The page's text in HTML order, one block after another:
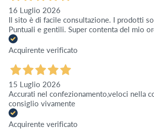
16 Luglio 2026
Il sito è di facile consultazione. I prodotti
Puntuali e gentili. Super contenta del mio
Acquirente verificato
15 Luglio 2026
Accurati nel confezionamento,veloci nella
consiglio vivamente
Acquirente verificato